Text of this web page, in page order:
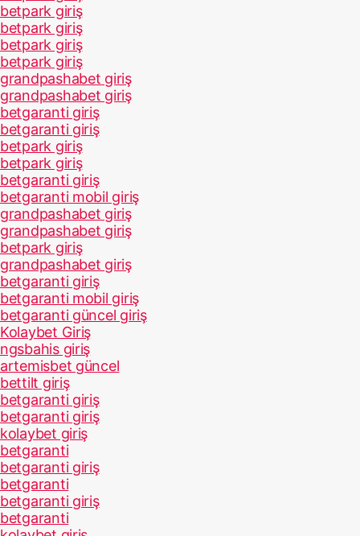
betpark giriş
betpark giriş
betpark giriş
betpark giriş
grandpashabet giriş
grandpashabet giriş
betgaranti giriş
betgaranti giriş
betpark giriş
betpark giriş
betgaranti giriş
betgaranti mobil giriş
grandpashabet giriş
grandpashabet giriş
betpark giriş
grandpashabet giriş
betgaranti giriş
betgaranti mobil giriş
betgaranti güncel giriş
Kolaybet Giriş
ngsbahis giriş
artemisbet güncel
bettilt giriş
betgaranti giriş
betgaranti giriş
kolaybet giriş
betgaranti
betgaranti giriş
betgaranti
betgaranti giriş
betgaranti